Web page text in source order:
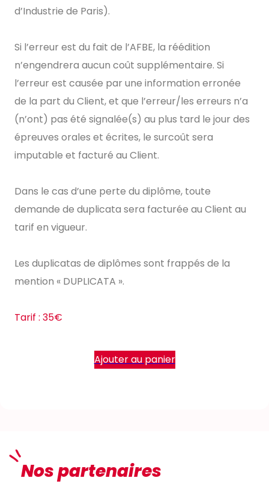
d’Industrie de Paris).
Si l’erreur est du fait de l’AFBE, la réédition
n’engendrera aucun coût supplémentaire. Si
l’erreur est causée par une information erronée
de la part du Client, et que l’erreur/les erreurs n’a
(n’ont) pas été signalée(s) au plus tard le jour des
épreuves orales et écrites, le surcoût sera
imputable et facturé au Client.
Dans le cas d’une perte du diplôme, toute
demande de duplicata sera facturée au Client au
tarif en vigueur.
Les duplicatas de diplômes sont frappés de la
mention « DUPLICATA ».
Tarif : 35€
Ajouter au panier
Nos partenaires